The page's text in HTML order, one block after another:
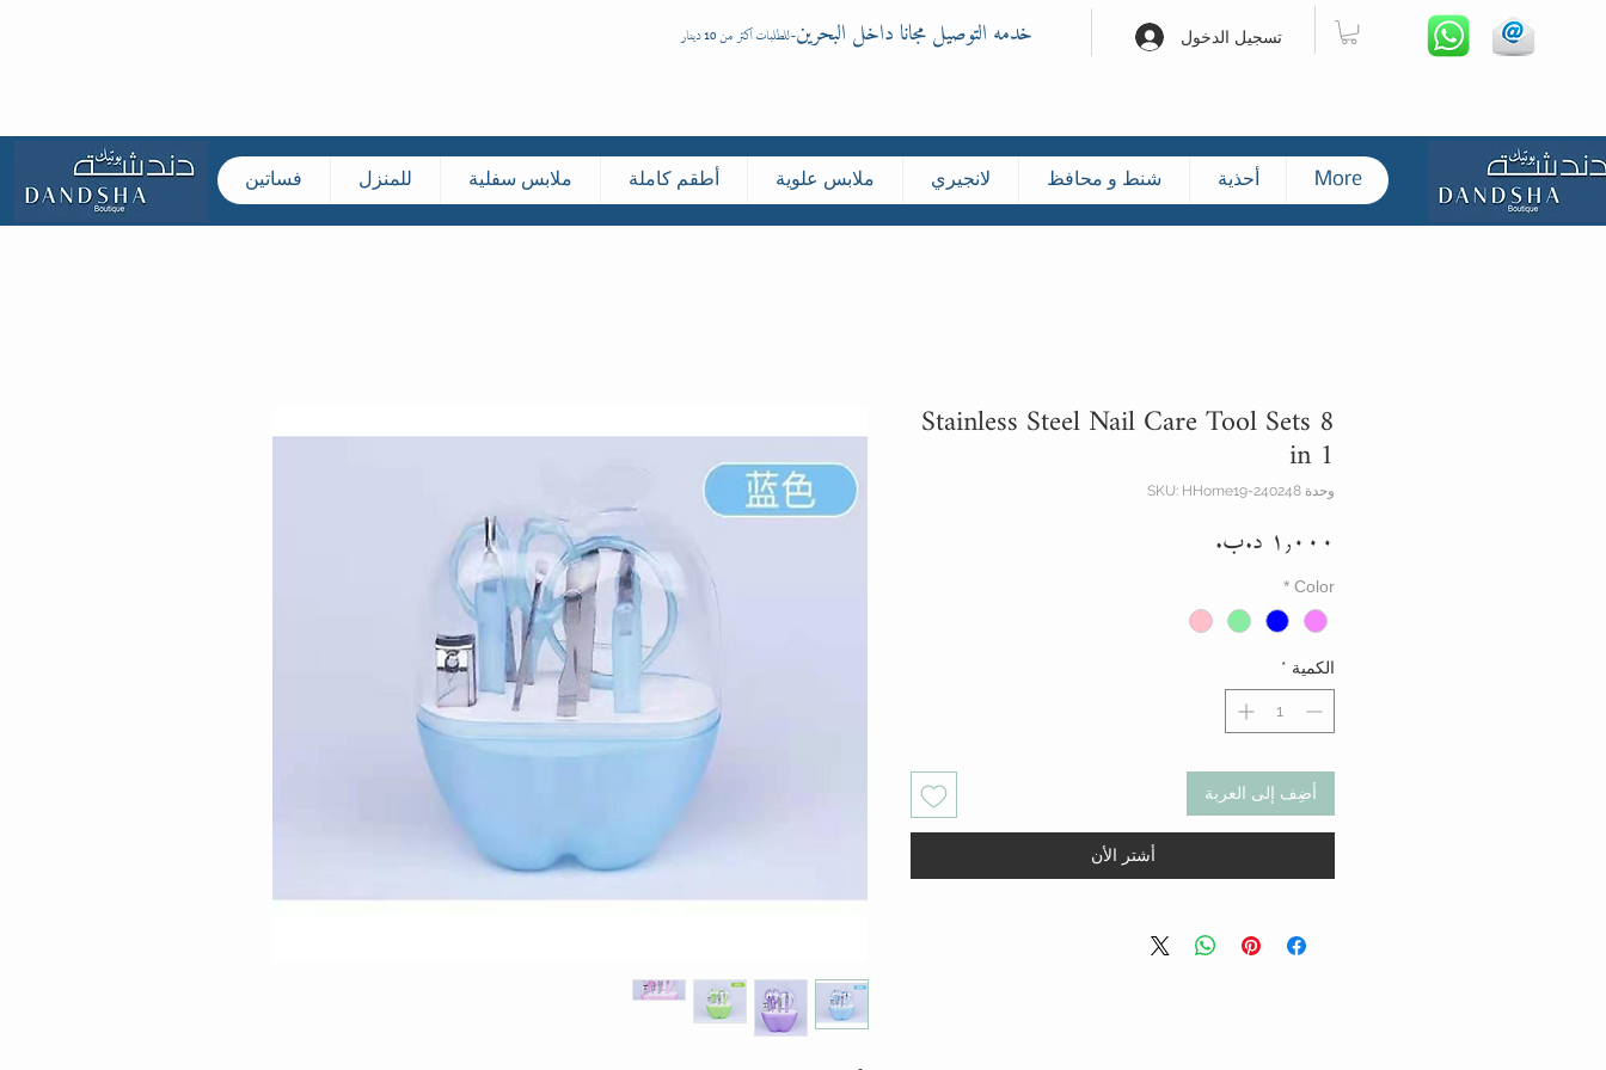
خدمه التوصيل مجانا داخل البحرين-للطلبات اكثر من 10 دينار تسجيل الدخول
فساتين للمنزل ملابس سفلية أطقم كاملة ملابس علوية لانجيري شنط و محافظ أحذية More
Stainless Steel Nail Care Tool Sets 8
in 1
وحدة SKU: HHome19-240248
Color
*
الكمية *
أضِف إلى العربة
أشتر الأن